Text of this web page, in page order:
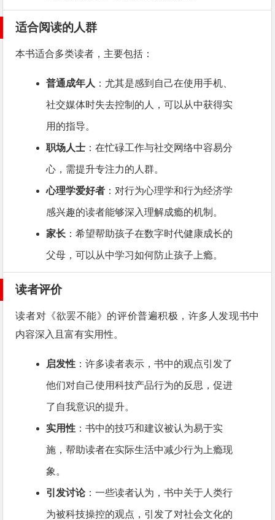
适合阅读的人群
本书适合多类读者，主要包括：
普通成年人 ：尤其是感到自己在使用手机、
社交媒体时失去控制的人，可以从中获得实
用的指导。
职场人士 ：在忙碌工作与社交网络中容易分
心，需提升专注力的人群。
心理学爱好者 ：对行为心理学和行为经济学
感兴趣的读者能够深入理解成瘾的机制。
家长 ：希望帮助孩子在数字时代健康成长的
父母，可以从中学习如何防止孩子上瘾。
读者评价
读者对《欲罢不能》的评价普遍积极，许多人发现书中
内容深入且富有实用性。
启发性 ：许多读者表示，书中的观点引发了
他们对自己使用科技产品行为的反思，促进
了自我意识的提升。
实用性 ：书中的技巧和建议被认为易于实
施，帮助读者在实际生活中减少行为上瘾现
象。
引发讨论：一些读者认为，书中关于人类行
为被科技操控的观点，引发了对社会文化的